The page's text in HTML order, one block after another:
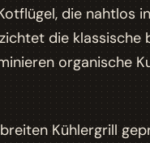
die nahtlos
die
organische
Kühlergrill